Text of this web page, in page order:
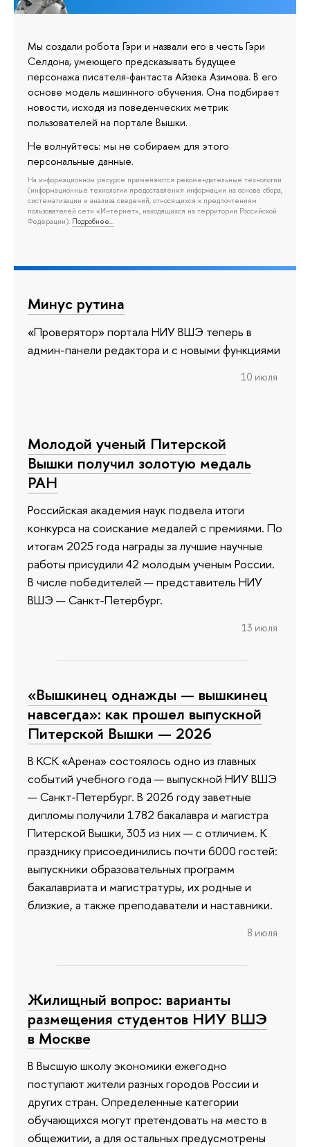
Мы создали робота Гэри и назвали его в честь Гэри
Селдона, умеющего предсказывать будущее
персонажа писателя-фантаста Айзека Азимова. В его
основе модель машинного обучения. Она подбирает
новости, исходя из поведенческих метрик
пользователей на портале Вышки.
Не волнуйтесь: мы не собираем для этого
персональные данные.
На информационном ресурсе применяются рекомендательные технологии
(информационные технологии предоставления информации на основе сбора,
систематизации и анализа сведений, относящихся к предпочтениям
пользователей сети «Интернет», находящихся на территории Российской
Федерации). Подробнее…
Минус рутина
«Проверятор» портала НИУ ВШЭ теперь в
админ-панели редактора и с новыми функциями
10 июля
Молодой ученый Питерской
Вышки получил золотую медаль
РАН
Российская академия наук подвела итоги
конкурса на соискание медалей с премиями. По
итогам 2025 года награды за лучшие научные
работы присудили 42 молодым ученым России.
В числе победителей — представитель НИУ
ВШЭ — Санкт-Петербург.
13 июля
«Вышкинец однажды — вышкинец
навсегда»: как прошел выпускной
Питерской Вышки — 2026
В КСК «Арена» состоялось одно из главных
событий учебного года — выпускной НИУ ВШЭ
— Санкт-Петербург. В 2026 году заветные
дипломы получили 1782 бакалавра и магистра
Питерской Вышки, 303 из них — с отличием. К
празднику присоединились почти 6000 гостей:
выпускники образовательных программ
бакалавриата и магистратуры, их родные и
близкие, а также преподаватели и наставники.
8 июля
Жилищный вопрос: варианты
размещения студентов НИУ ВШЭ
в Москве
В Высшую школу экономики ежегодно
поступают жители разных городов России и
других стран. Определенные категории
обучающихся могут претендовать на место в
общежитии, а для остальных предусмотрены